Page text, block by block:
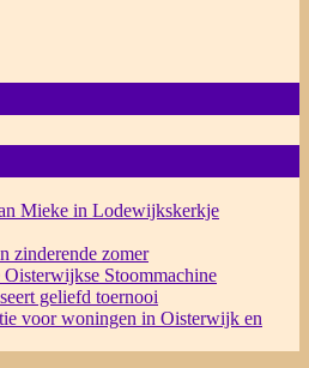
Mieke in Lodewijkskerkje
zinderende zomer
Stoommachine
geliefd toernooi
voor woningen in Oisterwijk en